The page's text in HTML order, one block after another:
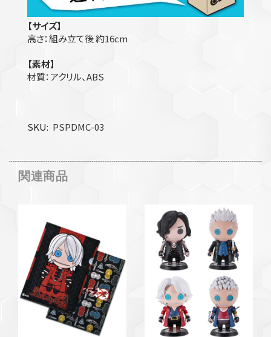
【サイズ】
高さ：組み立て後 約16cm
【素材】
材質：アクリル、ABS
SKU PSPDMC-03
関連商品